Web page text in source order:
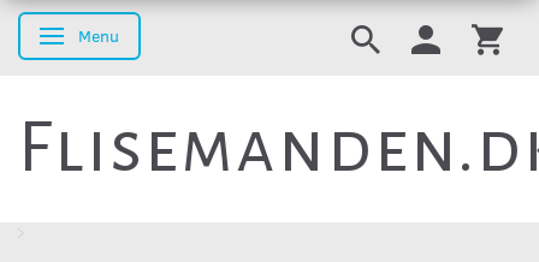
Skifte navigation
Menu